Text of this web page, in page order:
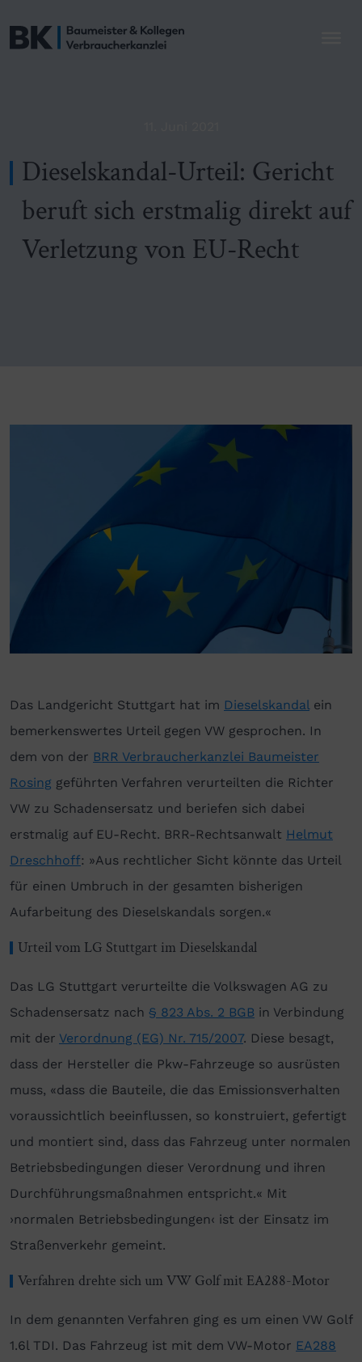
Dieselskandal-Urteil: Gericht
beruft sich erstmalig direkt auf
Verletzung von EU-Recht
Das Landgericht Stuttgart hat im Dieselskandalein
bemerkenswertes Urteil gegen VW gesprochen. In
dem von der BRR Verbraucherkanzlei Baumeister
Rosing geführten Verfahren verurteilten die Richter
VW zu Schadensersatz und beriefen sich dabei
erstmalig auf EU-Recht. BRR-Rechtsanwalt Helmut
Dreschhoff: »Aus rechtlicher Sicht könnte das Urteil
für einen Umbruch in der gesamten bisherigen
Aufarbeitung des Dieselskandals sorgen.«
Urteil vom LG Stuttgart im Dieselskandal
Das LG Stuttgart verurteilte die Volkswagen AG zu
Schadensersatz nach § 823 Abs. 2 BGB in Verbindung
mit der Verordnung (EG) Nr. 715/2007. Diese besagt,
dass der Hersteller die Pkw-Fahrzeuge so ausrüsten
muss, «dass die Bauteile, die das Emissionsverhalten
voraussichtlich beeinflussen, so konstruiert, gefertigt
und montiert sind, dass das Fahrzeug unter normalen
Betriebsbedingungen dieser Verordnung und ihren
Durchführungsmaßnahmen entspricht.« Mit
›normalen Betriebsbedingungen‹ ist der Einsatz im
Straßenverkehr gemeint.
Verfahren drehte sich um VW Golf mit EA288-Motor
In dem genannten Verfahren ging es um einen VW Golf
1.6l TDI. Das Fahrzeug ist mit dem VW-Motor EA288